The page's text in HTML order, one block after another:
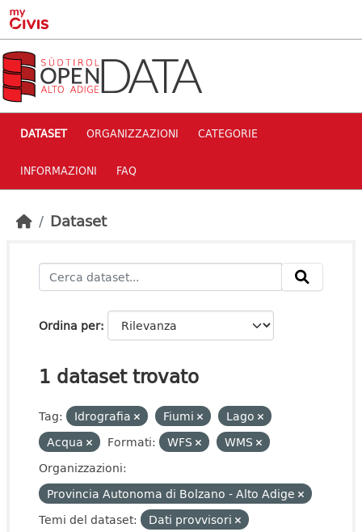
Skip to main content
DATASET ORGANIZZAZIONI CATEGORIE
INFORMAZIONI FAQ
Dataset
Ordina per
1 dataset trovato
Tag: Idrografia Fiumi
Lago
Acqua
Formati: WFS
WMS
Organizzazioni:
Provincia Autonoma di Bolzano - Alto Adige
Temi del dataset:
Dati provvisori